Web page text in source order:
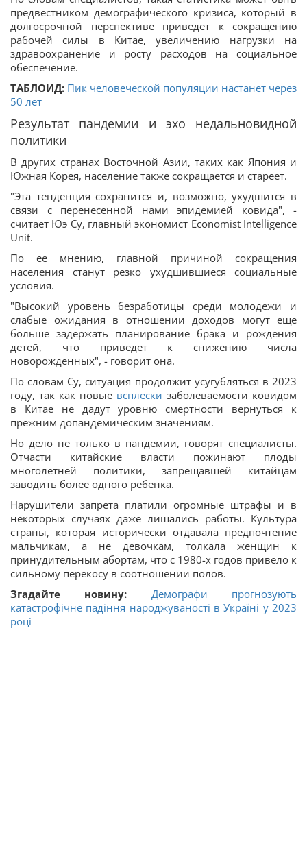
предвестником демографического кризиса, который в
долгосрочной перспективе приведет к сокращению
рабочей силы в Китае, увеличению нагрузки на
здравоохранение и росту расходов на социальное
обеспечение.
ТАБЛОИД: Пик человеческой популяции настанет через
50 лет
Результат пандемии и эхо недальновидной
политики
В других странах Восточной Азии, таких как Япония и
Южная Корея, население также сокращается и стареет.
"Эта тенденция сохранится и, возможно, ухудшится в
связи с перенесенной нами эпидемией ковида", -
считает Юэ Су, главный экономист Economist Intelligence
Unit.
По ее мнению, главной причиной сокращения
населения станут резко ухудшившиеся социальные
условия.
"Высокий уровень безработицы среди молодежи и
слабые ожидания в отношении доходов могут еще
больше задержать планирование брака и рождения
детей, что приведет к снижению числа
новорожденных", - говорит она.
По словам Су, ситуация продолжит усугубляться в 2023
году, так как новые всплески заболеваемости ковидом
в Китае не дадут уровню смертности вернуться к
прежним допандемическим значениям.
Но дело не только в пандемии, говорят специалисты.
Отчасти китайские власти пожинают плоды
многолетней политики, запрещавшей китайцам
заводить более одного ребенка.
Нарушители запрета платили огромные штрафы и в
некоторых случаях даже лишались работы. Культура
страны, которая исторически отдавала предпочтение
мальчикам, а не девочкам, толкала женщин к
принудительным абортам, что с 1980-х годов привело к
сильному перекосу в соотношении полов.
Згадайте новину:
Демографи прогнозують
катастрофічне падіння народжуваності в Україні у 2023
році